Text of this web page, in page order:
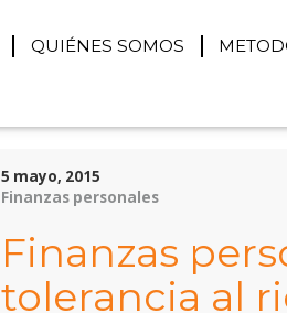
QUIÉNES SOMOS
5 mayo, 2015
Finanzas personales
Finanzas
tolerancia al